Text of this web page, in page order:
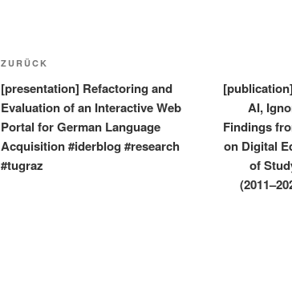
Beitragsnavigation
Vorheriger
Beitrag
ZURÜCK
[presentation] Refactoring and
Evaluation of an Interactive Web
Portal for German Language
Acquisition #iderblog #research
#tugraz
AI,
Findings
on Digital
of